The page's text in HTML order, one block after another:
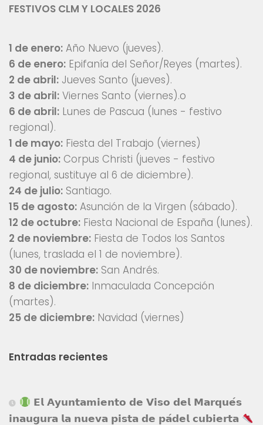
FESTIVOS CLM Y LOCALES 2026
1 de enero: Año Nuevo (jueves).
6 de enero: Epifanía del Señor/Reyes (martes).
2 de abril: Jueves Santo (jueves).
3 de abril: Viernes Santo (viernes).o
6 de abril: Lunes de Pascua (lunes - festivo
regional).
1 de mayo: Fiesta del Trabajo (viernes)
4 de junio: Corpus Christi (jueves - festivo
regional, sustituye al 6 de diciembre).
24 de julio: Santiago.
15 de agosto: Asunción de la Virgen (sábado).
12 de octubre: Fiesta Nacional de España (lunes).
2 de noviembre: Fiesta de Todos los Santos
(lunes, traslada el 1 de noviembre).
30 de noviembre: San Andrés.
8 de diciembre: Inmaculada Concepción
(martes).
25 de diciembre: Navidad (viernes)
Entradas recientes
𝗘𝗹 𝗔𝘆𝘂𝗻𝘁𝗮𝗺𝗶𝗲𝗻𝘁𝗼 𝗱𝗲 𝗩𝗶𝘀𝗼 𝗱𝗲𝗹 𝗠𝗮𝗿𝗾𝘂𝗲́𝘀
𝗶𝗻𝗮𝘂𝗴𝘂𝗿𝗮 𝗹𝗮 𝗻𝘂𝗲𝘃𝗮 𝗽𝗶𝘀𝘁𝗮 𝗱𝗲 𝗽𝗮́𝗱𝗲𝗹 𝗰𝘂𝗯𝗶𝗲𝗿𝘁𝗮